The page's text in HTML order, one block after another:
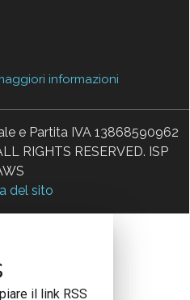
informazioni
e Partita IVA 13868590962
RIGHTS RESERVED. ISP
del sito
il link RSS